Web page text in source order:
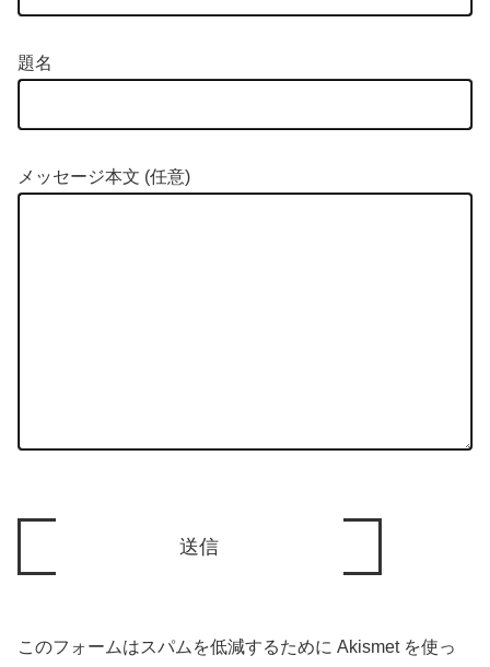
題名
メッセージ本文 (任意)
このフォームはスパムを低減するために Akismet を使っ